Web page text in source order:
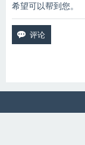
希望可以帮到您。